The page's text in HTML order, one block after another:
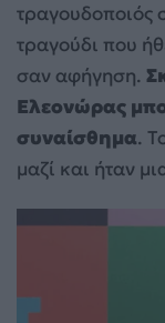
τραγουδοποιός
τραγούδι που
σαν αφήγηση.
Ελεονώρας
συναίσθημα.
μαζί και ήταν